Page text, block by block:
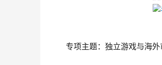
专项主题：独立游戏与海